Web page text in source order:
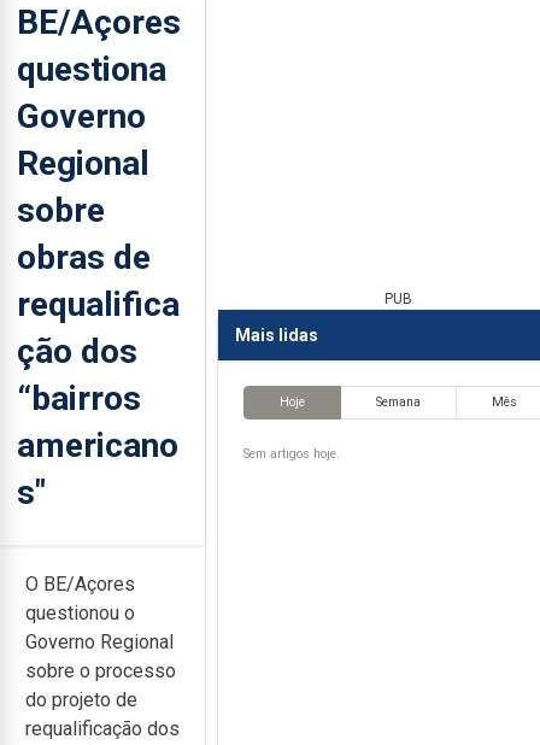
BE/Açores
questiona
Governo
Regional
sobre
obras de
requalifica
ção dos
“bairros
americano
s"
O BE/Açores
questionou o
Governo Regional
sobre o processo
do projeto de
requalificação dos
PUB
Mais lidas
Hoje Semana Mês
Sem artigos hoje.